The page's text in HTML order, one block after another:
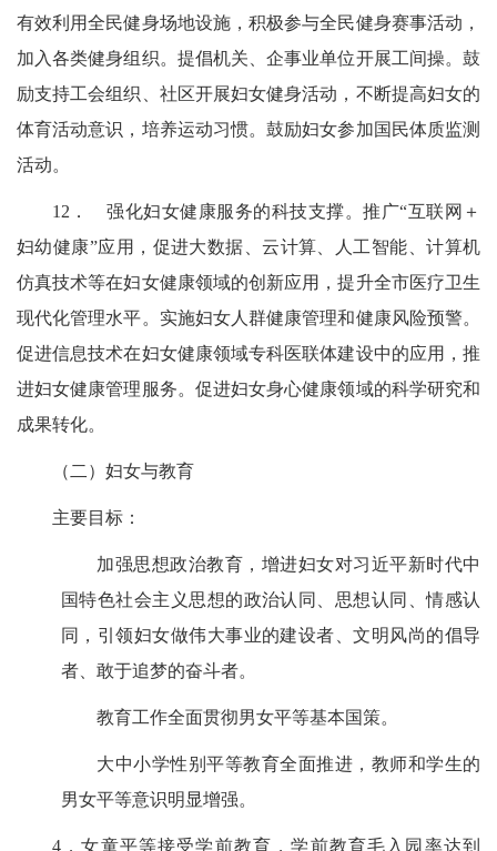
有效利用全民健身场地设施，积极参与全民健身赛事活动，
加入各类健身组织。提倡机关、企事业单位开展工间操。鼓
励支持工会组织、社区开展妇女健身活动，不断提高妇女的
体育活动意识，培养运动习惯。鼓励妇女参加国民体质监测
活动。
12．强化妇女健康服务的科技支撑。推广“互联网 ＋
妇幼健康”应用，促进大数据、云计算、人工智能、计算机
仿真技术等在妇女健康领域的创新应用，提升全市医疗卫生
现代化管理水平。实施妇女人群健康管理和健康风险预警。
促进信息技术在妇女健康领域专科医联体建设中的应用，推
进妇女健康管理服务。促进妇女身心健康领域的科学研究和
成果转化。
（二）妇女与教育
主要目标：
加强思想政治教育，增进妇女对习近平新时代中
国特色社会主义思想的政治认同、思想认同、情感认
同，引领妇女做伟大事业的建设者、文明风尚的倡导
者、敢于追梦的奋斗者。
教育工作全面贯彻男女平等基本国策。
大中小学性别平等教育全面推进，教师和学生的
男女平等意识明显增强。
4 ．女童平等接受学前教育，学前教育毛入园率达到